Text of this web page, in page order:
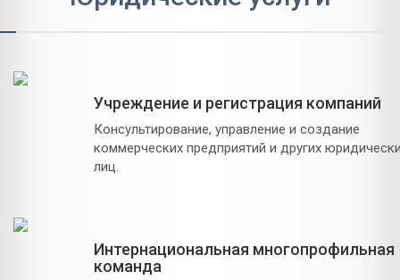
Учреждение и регистрация компаний
Консультирование, управление и создание
коммерческих предприятий и других
лиц.
Интернациональная многопрофильная
команда